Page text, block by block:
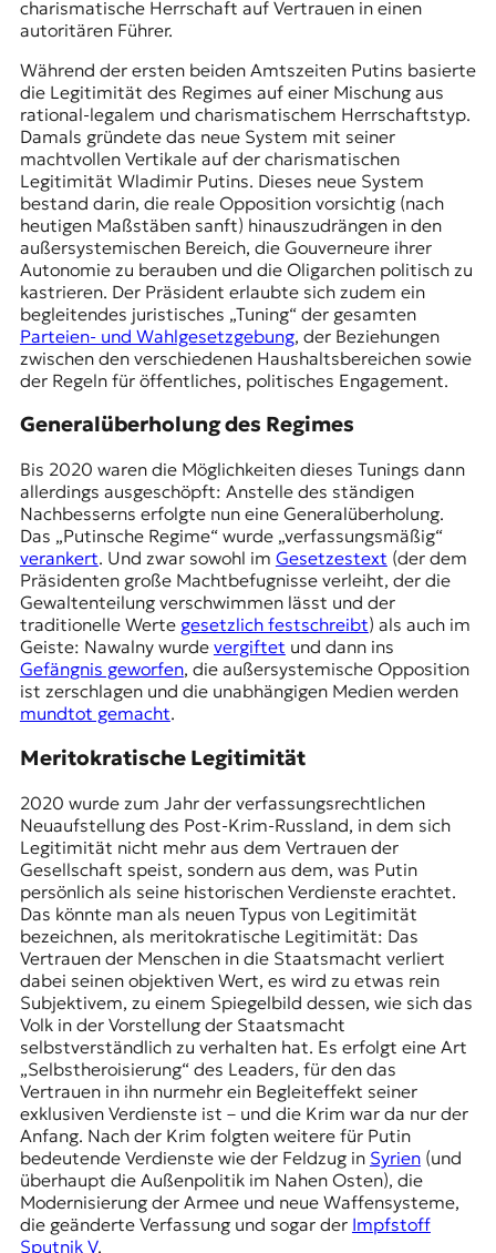
charismatische Herrschaft auf Vertrauen in einen
autoritären Führer.
Während der ersten beiden Amtszeiten Putins basierte
die Legitimität des Regimes auf einer Mischung aus
rational-legalem und charismatischem Herrschaftstyp.
Damals gründete das neue System mit seiner
machtvollen Vertikaleauf der charismatischen
Legitimität Wladimir Putins. Dieses neue System
bestand darin, die reale Opposition vorsichtig (nach
heutigen Maßstäben sanft) hinauszudrängen in den
außersystemischen Bereich, die Gouverneure ihrer
Autonomie zu beraubenund die Oligarchen politisch zu
kastrieren. Der Präsident erlaubte sich zudem ein
begleitendes juristisches „Tuning“ der gesamten
Parteien- und Wahlgesetzgebung, der Beziehungen
zwischen den verschiedenen Haushaltsbereichen sowie
der Regeln für öffentliches, politisches Engagement.
Generalüberholung des Regimes
Bis 2020 waren die Möglichkeiten dieses Tunings dann
allerdings ausgeschöpft: Anstelle des ständigen
Nachbesserns erfolgte nun eine Generalüberholung.
Das „Putinsche Regime“ wurde „verfassungsmäßig“
verankert. Und zwar sowohl im Gesetzestext (der dem
Präsidenten große Machtbefugnisse verleiht, der die
Gewaltenteilung verschwimmen lässt und der
traditionelle Werte gesetzlich festschreibt) als auch im
Geiste: Nawalny wurde vergiftet und dann ins
Gefängnis geworfen, die außersystemische Opposition
ist zerschlagen und die unabhängigen Medien werden
mundtot gemacht.
Meritokratische Legitimität
2020 wurde zum Jahr der verfassungsrechtlichen
Neuaufstellung des Post-Krim-Russland, in dem sich
Legitimität nicht mehr aus dem Vertrauen der
Gesellschaft speist, sondern aus dem, was Putin
persönlich als seine historischen Verdienste erachtet.
Das könnte man als neuen Typus von Legitimität
bezeichnen, als meritokratische Legitimität: Das
Vertrauen der Menschen in die Staatsmacht verliert
dabei seinen objektiven Wert, es wird zu etwas rein
Subjektivem, zu einem Spiegelbild dessen, wie sich das
Volk in der Vorstellung der Staatsmacht
selbstverständlichzu verhalten hat. Es erfolgt eine Art
„Selbstheroisierung“ des Leaders, für den das
Vertrauen in ihn nurmehr ein Begleiteffekt seiner
exklusiven Verdienste ist – und die Krim war da nur der
Anfang. Nach der Krim folgten weitere für Putin
bedeutende Verdienste wie der Feldzug in Syrien(und
überhaupt die Außenpolitik im Nahen Osten), die
Modernisierung der Armee und neue Waffensysteme,
die geänderte Verfassung und sogar der Impfstoff
Sputnik V.